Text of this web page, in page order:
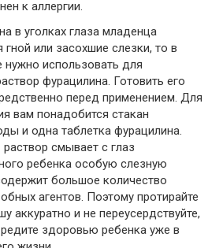
к аллергии.
в уголках глаза младенца
гной или засохшие слезки, то в
нужно использовать для
фурацилина. Готовить его
перед применением. Для
вам понадобится стакан
и одна таблетка фурацилина.
смывает с глаз
ребенка особую слезную
большое количество
агентов. Поэтому протирайте
аккуратно и не переусердствуйте,
здоровью ребенка уже в